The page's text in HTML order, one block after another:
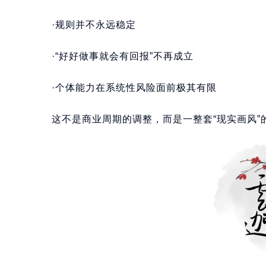
·规则并不永远稳定
·“好好做事就会有回报”不再成立
·个体能力在系统性风险面前极其有限
这不是商业周期的调整，而是一整套“现实画风”